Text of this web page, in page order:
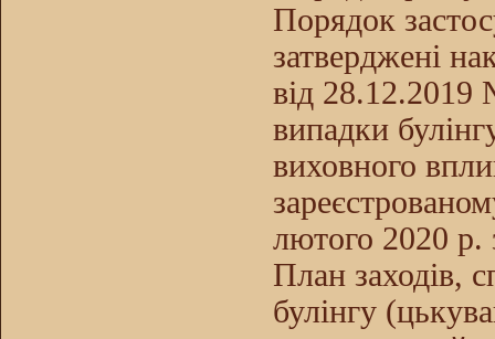
Порядок
затверджені
від 28.12.2019
випадки
виховного
лютого 2020
План заходів,
булінгу